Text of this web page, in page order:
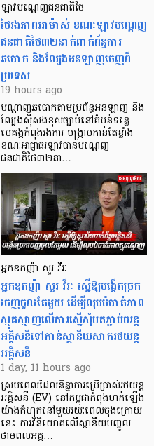
ឡាវបណ្តេញជនជាតិថៃ
ថៃរងភាពអាម៉ាស់ ខណៈឡាវបណ្តេញ
ជនជាតិថៃ៣២នាក់ពាក់ព័ន្ធការ
ឆបោក និងល្បែងអនឡាញចេញពី
ប្រទេស
19 hours ago
បណ្តាញឆបោកតាមប្រព័ន្ធអនឡាញ និង
ល្បែងស៊ីសងខុសច្បាប់នៅតំបន់ទន្លេ
មេគង្គកំពុងរងការ បង្ក្រាប​កាន់តែខ្លាំង
ខណៈអាជ្ញាធរឡាវបានបណ្តេញ
ជនជាតិថៃ៣២នា…
អ្នកឧកញ៉ា សួរ វីរៈ
អ្នកឧកញ៉ា សួរ វីរៈ ស្នើឱ្យបង្កើតច្រក
ចេញចូលតែមួយ ដើម្បីលុបបំបាត់ភាព
ស្មុគស្មាញលើការស្នើសុំបតភ្ជាប់ចរន្ត
អគ្គិសនីទៅកាន់ស្ថានីយសាករថយន្ត
អគ្គិសនី
1 day, 11 hours ago
ស្របពេលដែលនិន្នាការប្រើប្រាស់រថយន្ត
អគ្គិសនី (EV) នៅកម្ពុជាកំពុងហក់ឡើង
យ៉ាងគំហុកនៅមួយរយៈពេលចុងក្រោយ
នេះ ការវិនិយោគលើស្ថានីយបញ្ចូល
ថាមពលអគ្គ…